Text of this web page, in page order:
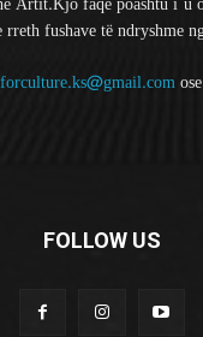
fushave të ndryshme
ose
FOLLOW US